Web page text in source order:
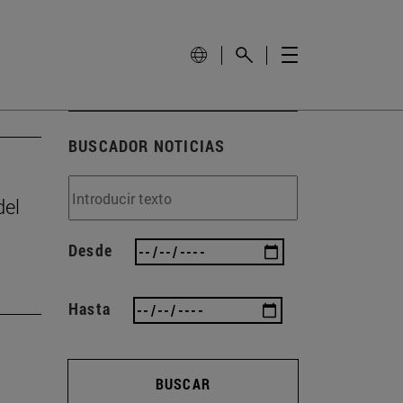
BUSCADOR NOTICIAS
Desde
Hasta
BUSCAR